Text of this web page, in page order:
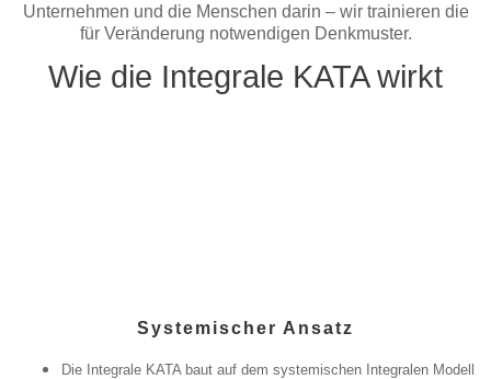
Unternehmen und die Menschen darin – wir trainieren die
für Veränderung notwendigen Denkmuster.
Wie die Integrale KATA wirkt
Systemischer Ansatz
Die Integrale KATA baut auf dem systemischen Integralen Modell